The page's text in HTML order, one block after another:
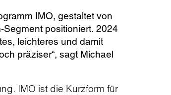
IMO, gestaltet von
positioniert. 2024
leichteres und damit
präziser“, sagt Michael
IMO ist die Kurzform für